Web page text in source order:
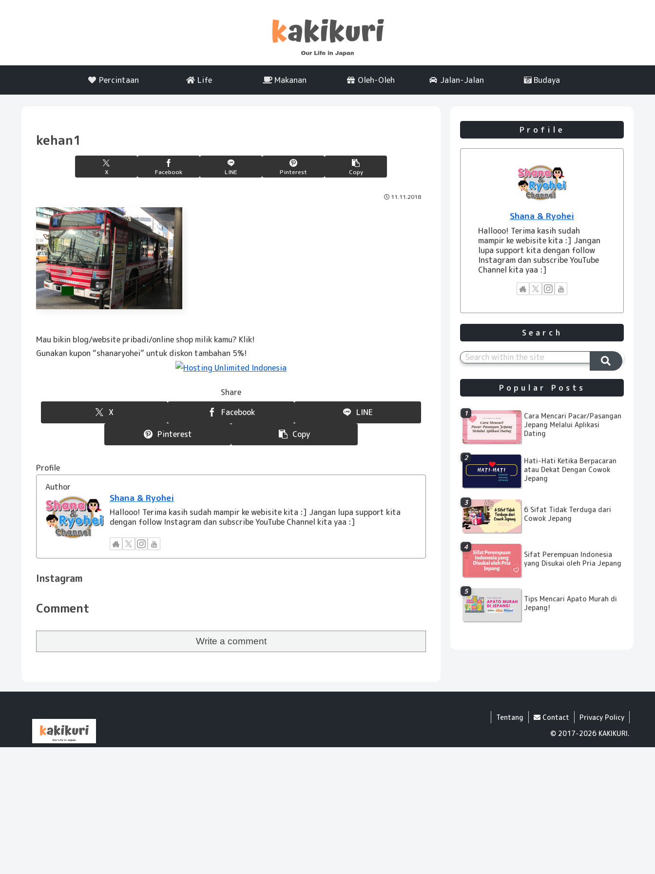
Percintaan Life Makanan Oleh-Oleh Jalan-Jalan Budaya
kehan1
X Facebook LINE Pinterest Copy
11.11.2018
Mau bikin blog/website pribadi/online shop milik kamu? Klik!
Gunakan kupon “shanaryohei” untuk diskon tambahan 5%!
Share
X
Facebook LINE
Pinterest Copy
Profile
Author
Shana & Ryohei
Hallooo! Terima kasih sudah mampir ke webisite kita :] Jangan lupa support kita
dengan follow Instagram dan subscribe YouTube Channel kita yaa :]
Instagram
Comment
Write a comment
Profile
Shana & Ryohei
Hallooo! Terima kasih sudah
mampir ke webisite kita :] Jangan
lupa support kita dengan follow
Instagram dan subscribe YouTube
Channel kita yaa :]
Search
Popular Posts
Cara Mencari Pacar/Pasangan
Jepang Melalui Aplikasi
Dating
Hati-Hati Ketika Berpacaran
atau Dekat Dengan Cowok
Jepang
6 Sifat Tidak Terduga dari
Cowok Jepang
Sifat Perempuan Indonesia
yang Disukai oleh Pria Jepang
Tips Mencari Apato Murah di
Jepang!
Tentang Contact
Privacy Policy
© 2017-2026 KAKIKURI.